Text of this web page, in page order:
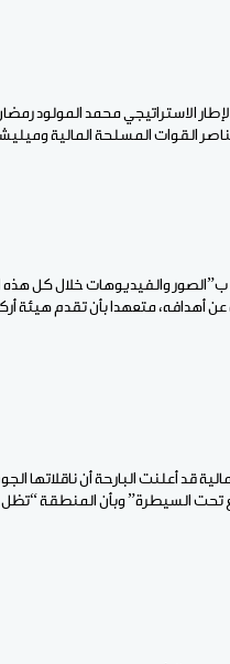
الاستراتيجي محمد المولود
القوات المسلحة المالية
ب”الصور والفيديوهات خلال كل هذه
أهدافه، متعهدا بأن تقدم هيئة
السيطرة” وبأن المنطقة “تظل